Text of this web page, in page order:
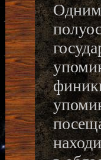
Одним